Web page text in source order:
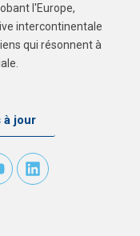
l'Europe,
intercontinentale
qui résonnent à
à jour